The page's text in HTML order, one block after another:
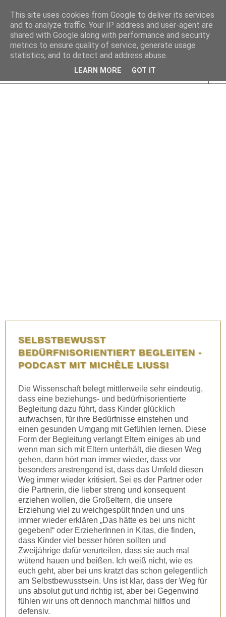
SELBSTBEWUSST
BEDÜRFNISORIENTIERT BEGLEITEN -
PODCAST MIT MICHÈLE LIUSSI
Die Wissenschaft belegt mittlerweile sehr eindeutig,
dass eine beziehungs- und bedürfnisorientierte
Begleitung dazu führt, dass Kinder glücklich
aufwachsen, für ihre Bedürfnisse einstehen und
einen gesunden Umgang mit Gefühlen lernen. Diese
Form der Begleitung verlangt Eltern einiges ab und
wenn man sich mit Eltern unterhält, die diesen Weg
gehen, dann hört man immer wieder, dass vor
besonders anstrengend ist, dass das Umfeld diesen
Weg immer wieder kritisiert. Sei es der Partner oder
die Partnerin, die lieber streng und konsequent
erziehen wollen, die Großeltern, die unsere
Erziehung viel zu weichgespült finden und uns
immer wieder erklären „Das hätte es bei uns nicht
gegeben!“ oder ErzieherInnen in Kitas, die finden,
dass Kinder viel besser hören sollten und
Zweijährige dafür verurteilen, dass sie auch mal
wütend hauen und beißen. Ich weiß nicht, wie es
euch geht, aber bei uns kratzt das schon gelegentlich
am Selbstbewusstsein. Uns ist klar, dass der Weg für
uns absolut gut und richtig ist, aber bei Gegenwind
fühlen wir uns oft dennoch manchmal hilflos und
defensiv.
This site uses cookies from Google to deliver its services
and to analyze traffic. Your IP address and user-agent are
shared with Google along with performance and security
metrics to ensure quality of service, generate usage
statistics, and to detect and address abuse.
LEARN MORE GOT IT